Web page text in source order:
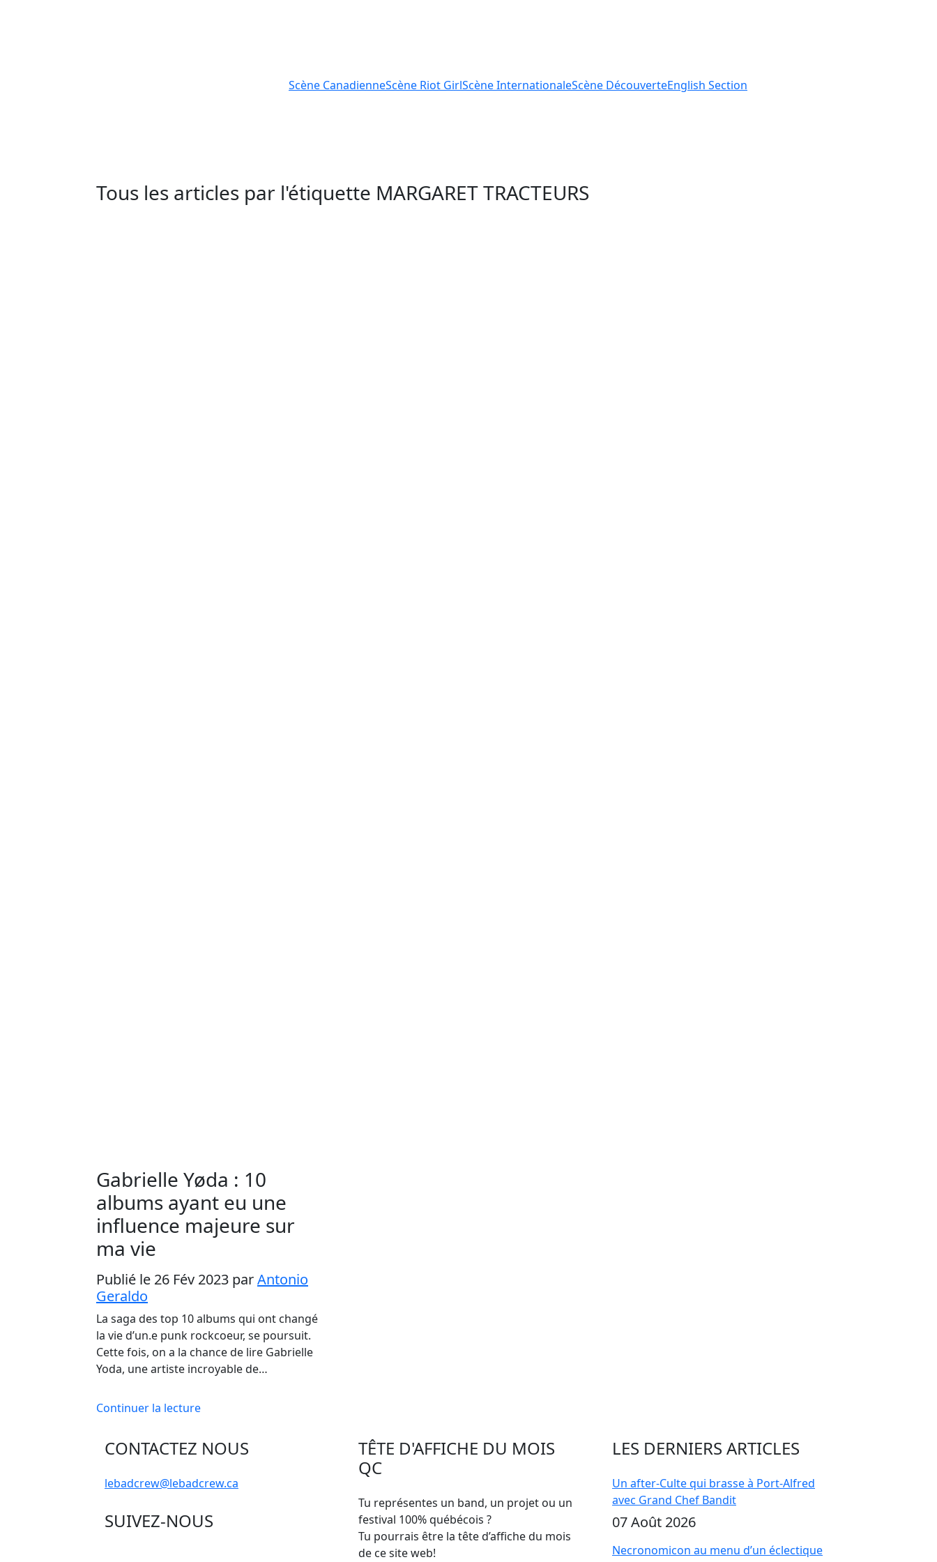
Scène CanadienneScène Riot GirlScèneInternationaleScène DécouverteEnglish Section
Tous les articles par l'étiquette MARGARET TRACTEURS
Gabrielle Yøda : 10
albums ayant eu une
influence majeure sur
ma vie
Publié le 26 Fév 2023 parAntonio
Geraldo
La saga des top 10 albums qui ont changé
la vie d’un.e punk rockcoeur, se poursuit.
Cette fois, on a la chance de lire Gabrielle
Yoda, une artiste incroyable de…
Continuer la lecture
CONTACTEZ NOUS
lebadcrew@lebadcrew.ca
SUIVEZ-NOUS
TÊTE D'AFFICHE DU MOIS
QC
Tu représentes un band, un projet ou un
festival 100% québécois ?
Tu pourrais être la tête d’affiche du mois
de ce site web!
LES DERNIERS ARTICLES
Un after-Culte qui brasse à Port-Alfred
avec Grand Chef Bandit
07 Août 2026
Necronomicon au menu d’un éclectique